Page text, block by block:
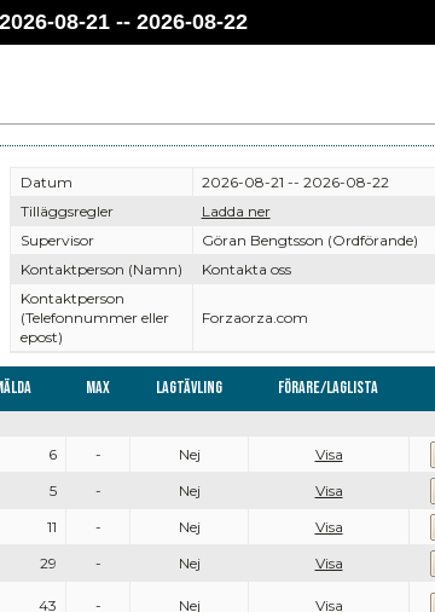
08-21 -- 2026-08-22
Datum
2026-08-21 -- 2026-08-22
Tilläggsregler
Ladda ner
Supervisor
Göran Bengtsson (Ordförande)
Kontaktperson (Namn)
Kontakta oss
Kontaktperson
(Telefonnummer eller
epost)
Forzaorza.com
Max Lagtävling Förare/Laglista
6 - Nej
Visa
5 - Nej
Visa
11 - Nej
Visa
29 - Nej
Visa
43 - Nej Visa